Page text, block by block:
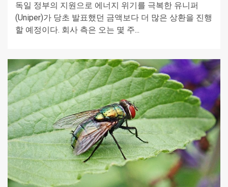
독일 정부의 지원으로 에너지 위기를 극복한 유니퍼
(Uniper)가 당초 발표했던 금액보다 더 많은 상환을 진행
할 예정이다. 회사 측은 오는 몇 주...